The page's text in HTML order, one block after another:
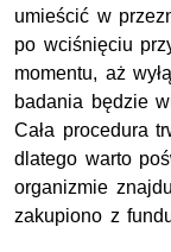
umieścić w
po wciśnięciu
momentu, aż
badania będzie
Cała procedura
dlatego warto
organizmie
zakupiono z